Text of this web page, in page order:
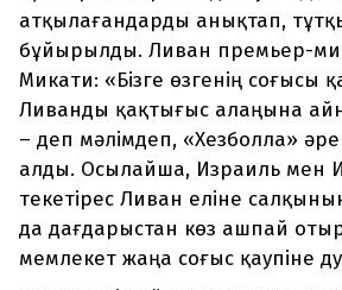
атқылағандарды анықтап,
бұйырылды. Ливан премьер-
Микати: «Бізге өзгенің соғысы
Ливанды қақтығыс алаңына
– деп мәлімдеп, «Хезболла»
алды. Осылайша, Израиль мен
текетірес Ливан еліне
да дағдарыстан көз ашпай
мемлекет жаңа соғыс қаупіне